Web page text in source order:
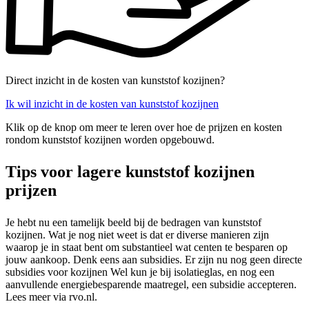
Direct inzicht in de kosten van kunststof kozijnen?
Ik wil inzicht in de kosten van kunststof kozijnen
Klik op de knop om meer te leren over hoe de prijzen en kosten
rondom kunststof kozijnen worden opgebouwd.
Tips voor lagere kunststof kozijnen
prijzen
Je hebt nu een tamelijk beeld bij de bedragen van kunststof
kozijnen. Wat je nog niet weet is dat er diverse manieren zijn
waarop je in staat bent om substantieel wat centen te besparen op
jouw aankoop. Denk eens aan subsidies. Er zijn nu nog geen directe
subsidies voor kozijnen Wel kun je bij isolatieglas, en nog een
aanvullende energiebesparende maatregel, een subsidie accepteren.
Lees meer via rvo.nl.